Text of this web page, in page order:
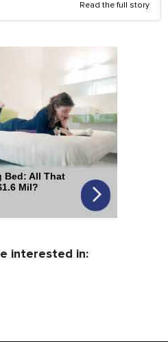
Read the full story
interested in: